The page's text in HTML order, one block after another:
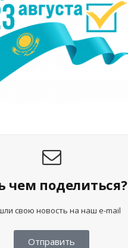
чем поделиться?
свою новость на наш e-mail
Отправить